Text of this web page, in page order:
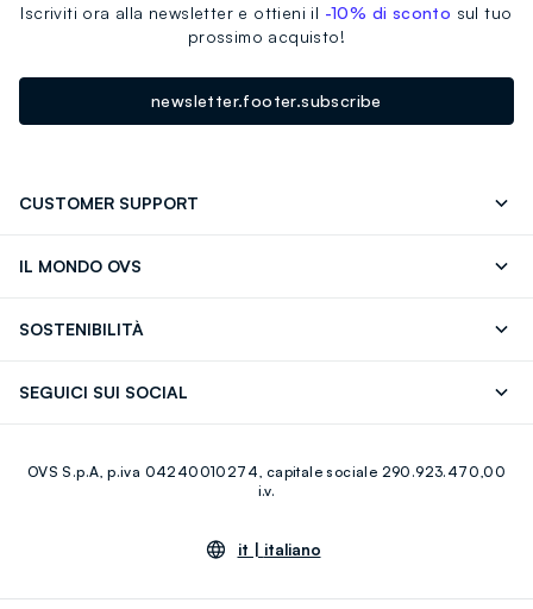
Iscriviti ora alla newsletter e ottieni il -10% di sconto sul tuo
prossimo acquisto!
newsletter.footer.subscribe
CUSTOMER SUPPORT
IL MONDO OVS
Giftcard
SOSTENIBILITÀ
SEGUICI SUI SOCIAL
Youtube Linkedin
OVS S.p.A, p.iva 04240010274, capitale sociale 290.923.470,00
i.v.
it | italiano